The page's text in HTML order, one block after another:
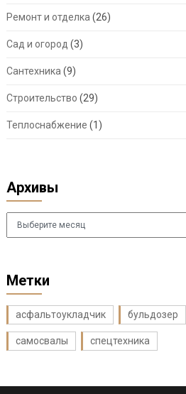
Ремонт и отделка(26)
Сад и огород (3)
Сантехника(9)
Строительство (29)
Теплоснабжение (1)
Архивы
Архивы
Метки
асфальтоукладчик бульдозер
самосвалы спецтехника